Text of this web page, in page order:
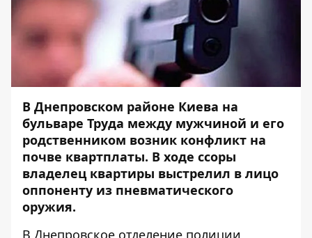
В Днепровском районе Киева на
бульваре Труда между мужчиной и его
родственником возник конфликт на
почве квартплаты. В ходе ссоры
владелец квартиры выстрелил в лицо
оппоненту из пневматического
оружия.
В Днепровское отделение полиции